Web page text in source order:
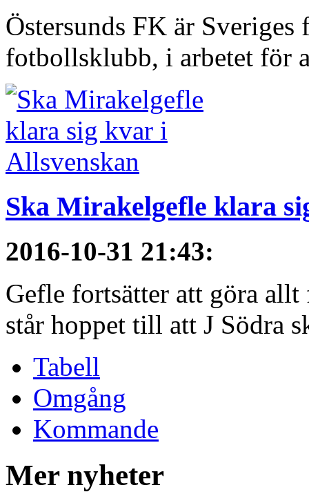
Östersunds FK är
fotbollsklubb, i arbetet för
Ska Mirakelgefle klara
2016-10-31 21:43:
Gefle fortsätter att göra
står hoppet till att J Södra
Tabell
Omgång
Kommande
Mer nyheter